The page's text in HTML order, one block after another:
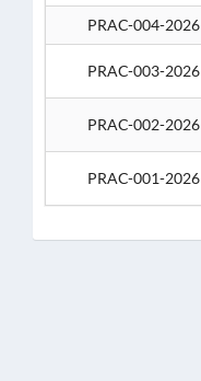
PRAC-004-2026
PRAC-003-2026
PRAC-002-2026
PRAC-001-2026